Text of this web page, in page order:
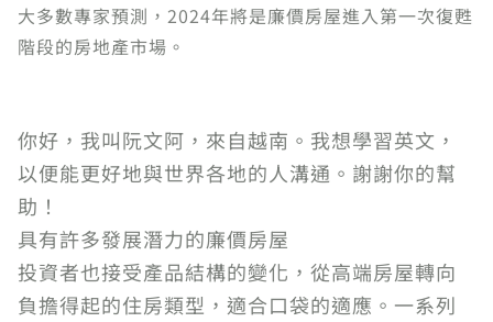
大多數專家預測，2024年將是廉價房屋進入第一次復甦
階段的房地產市場。
你好，我叫阮文阿，來自越南。我想學習英文，
以便能更好地與世界各地的人溝通。謝謝你的幫
助！
具有許多發展潛力的廉價房屋
投資者也接受產品結構的變化，從高端房屋轉向
負擔得起的住房類型，適合口袋的適應。一系列